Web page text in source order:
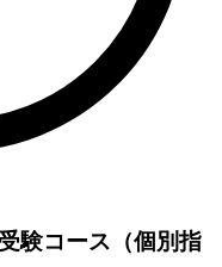
験コース（個別指